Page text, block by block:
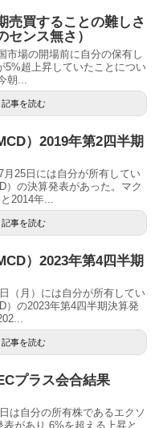
売買することの難しさ
センス無さ）
市場の開場前に自分の保有し
5%超上昇していたことについ
朝...
記事を読む
）2019年第2四半期
月25日には自分が所有してい
）の決算発表があった。マク
2014年...
記事を読む
）2023年第4四半期
（月）には自分が所有してい
）の2023年第4四半期決算発
記事を読む
プラス会合結果
は自分の所有株であるエクソ
があり 6%を超える上昇と